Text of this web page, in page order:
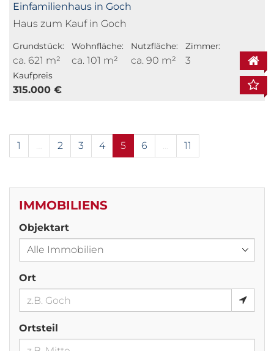
Einfamilienhaus in Goch
Haus zum Kauf in Goch
Grundstück:
ca. 621 m²
Wohnfläche:
ca. 101 m²
Nutzfläche:
ca. 90 m²
Zimmer:
3
Kaufpreis
315.000 €
1 … 2 3 4 5 6 … 11
IMMOBILIENS
Objektart
Ort
Ortsteil